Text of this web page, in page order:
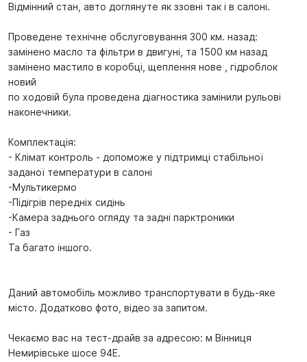
Відмінний стан, авто доглянуте як ззовні так і в салоні.
Проведене технічне обслуговування 300 км. назад:
замінено масло та фільтри в двигуні, та 1500 км назад
замінено мастило в коробці, щеплення нове , гідроблок
новий
по ходовій була проведена діагностика замінили рульові
наконечники.
Комплектація:
- Клімат контроль - допоможе у підтримці стабільної
заданої температури в салоні
-Мультикермо
-Підігрів передніх сидінь
-Камера заднього огляду та задні парктроники
- Газ
Та багато іншого.
Даний автомобіль можливо транспортувати в будь-яке
місто. Додатково фото, відео за запитом.
Чекаємо вас на тест-драйв за адресою: м Вінниця
Немирівське шосе 94Е.